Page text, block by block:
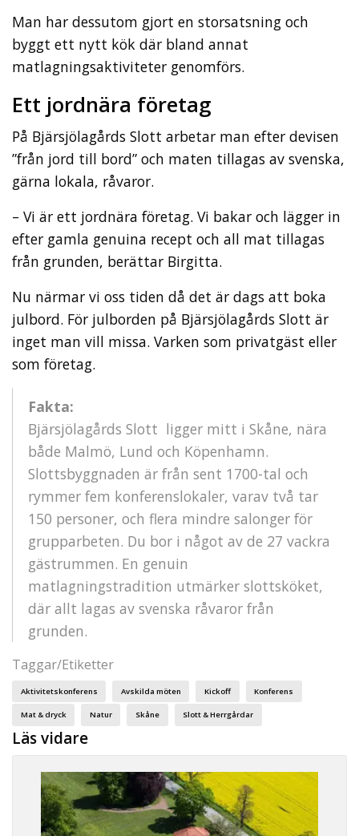
Man har dessutom gjort en storsatsning och
byggt ett nytt kök där bland annat
matlagningsaktiviteter genomförs.
Ett jordnära företag
På Bjärsjölagårds Slott arbetar man efter devisen
”från jord till bord” och maten tillagas av svenska,
gärna lokala, råvaror.
– Vi är ett jordnära företag. Vi bakar och lägger in
efter gamla genuina recept och all mat tillagas
från grunden, berättar Birgitta.
Nu närmar vi oss tiden då det är dags att boka
julbord. För julborden på Bjärsjölagårds Slott är
inget man vill missa. Varken som privatgäst eller
som företag.
Fakta:
Bjärsjölagårds Slott ligger mitt i Skåne, nära
både Malmö, Lund och Köpenhamn.
Slottsbyggnaden är från sent 1700-tal och
rymmer fem konferenslokaler, varav två tar
150 personer, och flera mindre salonger för
grupparbeten. Du bor i något av de 27 vackra
gästrummen. En genuin
matlagningstradition utmärker slottsköket,
där allt lagas av svenska råvaror från
grunden.
Taggar/Etiketter
Aktivitetskonferens Avskilda möten Kickoff Konferens
Mat & dryck Natur Skåne Slott & Herrgårdar
Läs vidare